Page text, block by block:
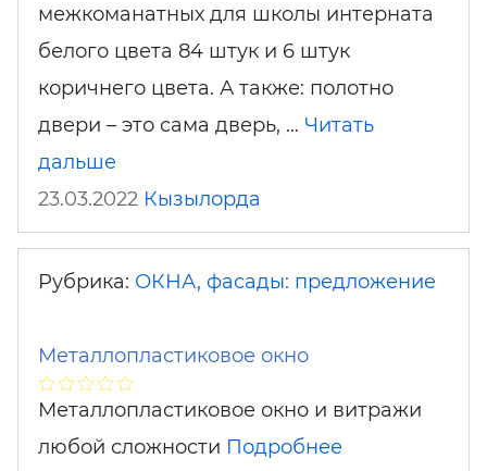
межкоманатных для школы интерната
белого цвета 84 штук и 6 штук
коричнего цвета. А также: полотно
двери – это сама дверь, … Читать
дальше
23.03.2022 Кызылорда
Рубрика: ОКНА, фасады: предложение
Металлопластиковое окно
Металлопластиковое окно и витражи
любой сложности Подробнее